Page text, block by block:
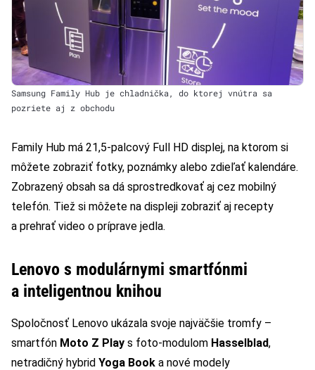
Samsung Family Hub je chladnička, do ktorej vnútra sa
pozriete aj z obchodu
Family Hub má 21,5-palcový Full HD displej, na ktorom si
môžete zobraziť fotky, poznámky alebo zdieľať kalendáre.
Zobrazený obsah sa dá sprostredkovať aj cez mobilný
telefón. Tiež si môžete na displeji zobraziť aj recepty
a prehrať video o príprave jedla.
Lenovo s modulárnymi smartfónmi
a inteligentnou knihou
Spoločnosť Lenovo ukázala svoje najväčšie tromfy –
smartfón Moto Z Play s foto-modulom Hasselblad,
netradičný hybrid Yoga Book a nové modely